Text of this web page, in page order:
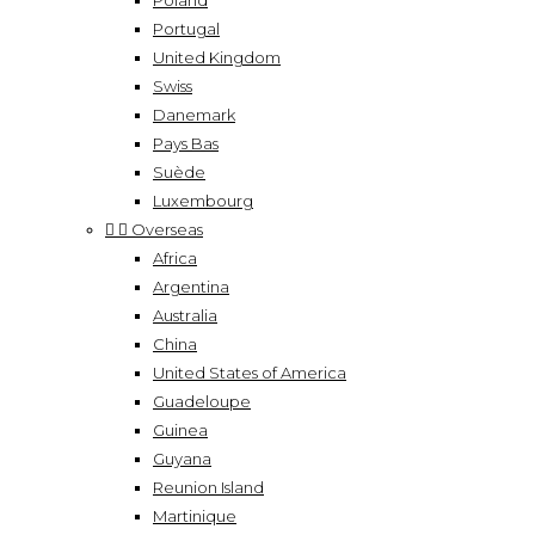
Portugal
United Kingdom
Swiss
Danemark
Pays Bas
Suède
Luxembourg
  Overseas
Africa
Argentina
Australia
China
United States of America
Guadeloupe
Guinea
Guyana
Reunion Island
Martinique